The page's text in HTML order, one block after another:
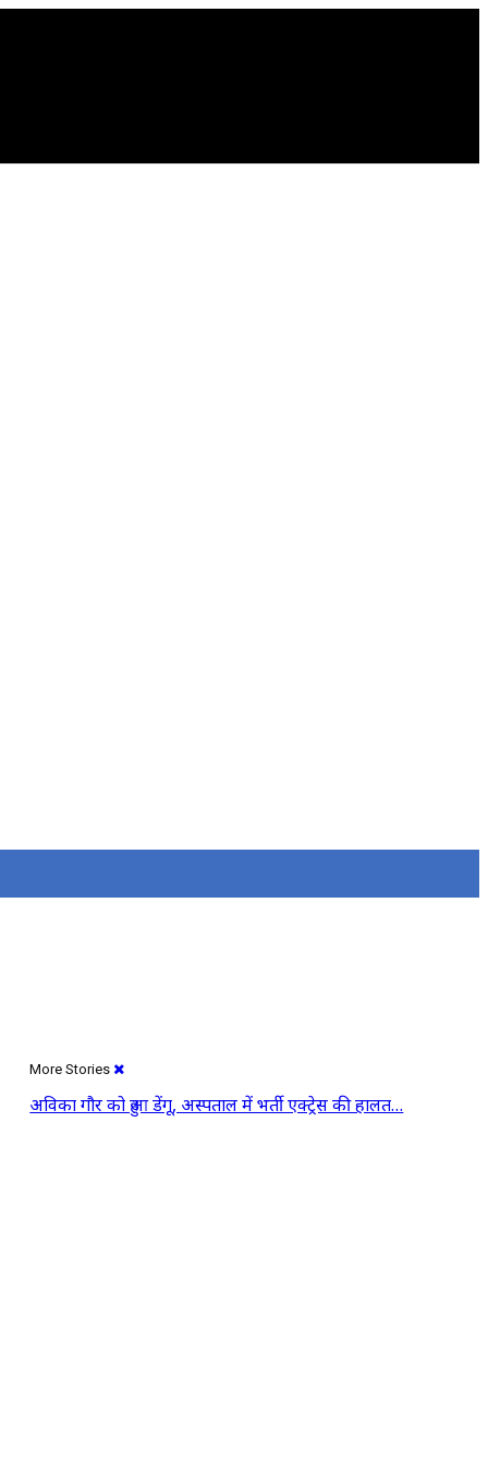
More Stories
अविका गौर को हुआ डेंगू, अस्पताल में भर्ती एक्ट्रेस की हालत…